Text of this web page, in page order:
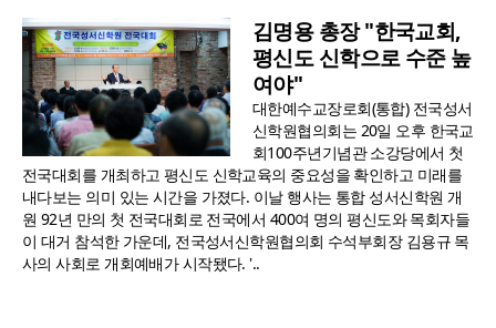
김명용 총장 "한국교회,
평신도 신학으로 수준 높
여야"
대한예수교장로회(통합) 전국성서
신학원협의회는 20일 오후 한국교
회100주년기념관 소강당에서 첫
전국대회를 개최하고 평신도 신학교육의 중요성을 확인하고 미래를
내다보는 의미 있는 시간을 가졌다. 이날 행사는 통합 성서신학원 개
원 92년 만의 첫 전국대회로 전국에서 400여 명의 평신도와 목회자들
이 대거 참석한 가운데, 전국성서신학원협의회 수석부회장 김용규 목
사의 사회로 개회예배가 시작됐다. '..